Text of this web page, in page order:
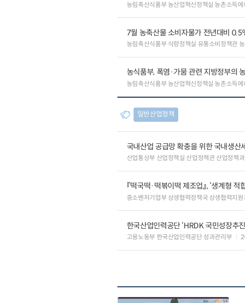
농림축산식품부 농산업혁신정책실 농촌소득
7월 농축산물 소비자물가 전년대비
농림축산식품부 식량정책실 유통소비정책관
농식품부, 폭염·가뭄 관련 지방정부의
농림축산식품부 농산업혁신정책실 농촌소득
일반산업정책
국내산업 공급망 확충을 위한 국내생산
산업통상부 산업정책실 산업정책관 산업정책과
『떡국떡·떡볶이떡 제조업』, ‘생계형 적
중소벤처기업부 상생협력정책국 상생협력지원
한국산업인력공단 ‘HRDK 국민성장추
고용노동부 한국산업인력공단 성과관리부